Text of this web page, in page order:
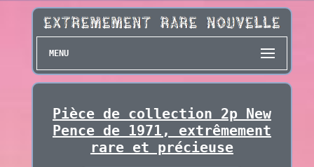
MENU
Pièce de collection 2p New
Pence de 1971, extrêmement
rare et précieuse